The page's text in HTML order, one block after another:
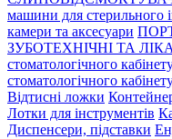
машини для стерильного
камери та аксесуари
ЗУБОТЕХНІЧНІ ТА
стоматологічного
стоматологічного
Відтисні ложки
Лотки для інструментів
Диспенсери, підставки